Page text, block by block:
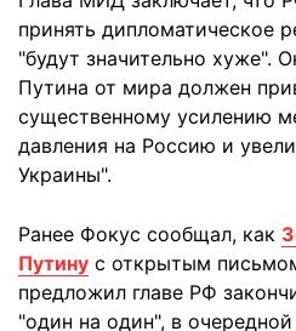
принять дипломатическое
"будут значительно хуже".
Путина от мира должен
существенному усилению
давления на Россию и
Украины".
Ранее Фокус сообщал, как
Путину с открытым
предложил главе РФ
"один на один", в